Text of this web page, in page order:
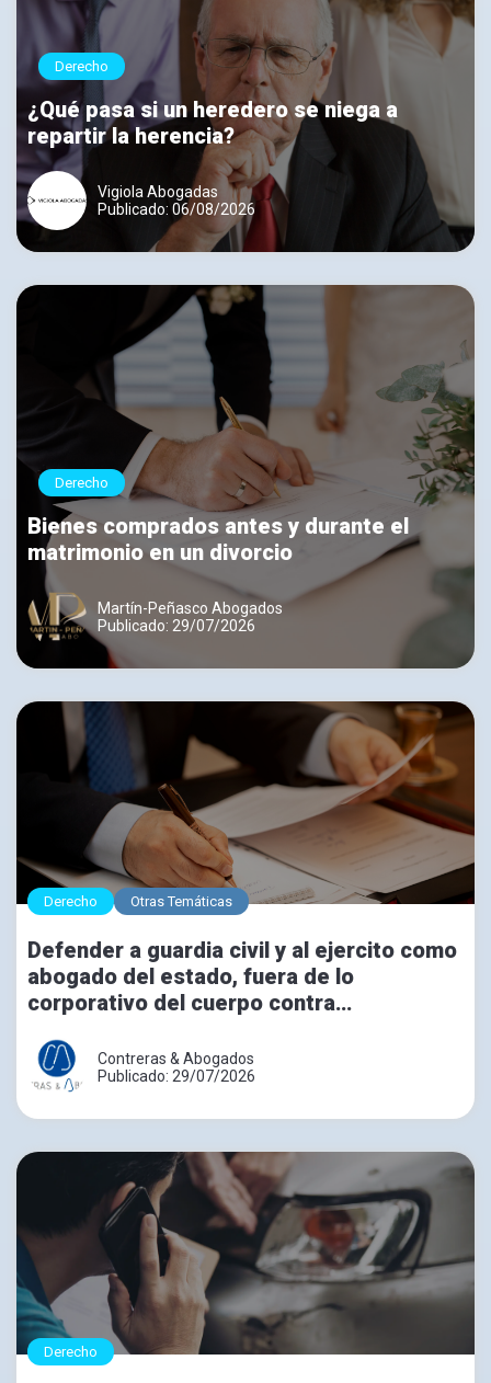
Derecho
¿Qué pasa si un heredero se niega a
repartir la herencia?
Vigiola Abogadas
Publicado: 06/08/2026
Derecho
Bienes comprados antes y durante el
matrimonio en un divorcio
Martín-Peñasco Abogados
Publicado: 29/07/2026
Derecho Otras Temáticas
Defender a guardia civil y al ejercito como
abogado del estado, fuera de lo
corporativo del cuerpo contra
Contreras & Abogados
Publicado: 29/07/2026
Derecho